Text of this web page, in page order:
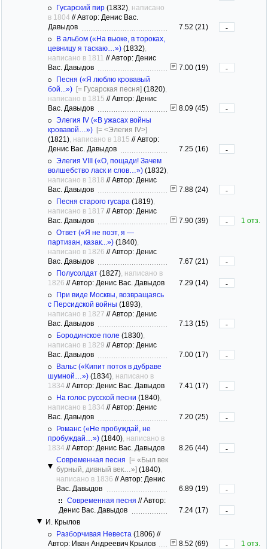
Гусарский пир (1832) , написано
в 1804 //Автор: Денис Вас.
Давыдов
7.52 (21)
-
В альбом («На вьюке, в тороках,
цевницу я таскаю…») (1832)
написано в 1811 //Автор: Денис
Вас. Давыдов
7.00 (19)
-
Песня («Я люблю кровавый
бой...») [= Гусарская песня] (1820)
написано в 1815 //Автор: Денис
Вас. Давыдов
8.09 (45)
-
Элегия IV («В ужасах войны
кровавой…») [= <Элегия IV>]
(1821) , написано в 1815 //Автор:
Денис Вас. Давыдов
7.25 (16)
-
Элегия VIII («О, пощади! Зачем
волшебство ласк и слов…») (1832)
написано в 1818 //Автор: Денис
Вас. Давыдов
7.88 (24)
-
Песня старого гусара (1819)
написано в 1817 //Автор: Денис
Вас. Давыдов
7.90 (39) -
1 отз.
Ответ («Я не поэт, я —
партизан, казак...») (1840)
написано в 1826 //Автор: Денис
Вас. Давыдов
7.67 (21)
-
Полусолдат (1827) , написано в
1826 //Автор: Денис Вас. Давыдов 7.29 (14)
-
При виде Москвы, возвращаясь
с Персидской войны (1893)
написано в 1827 //Автор: Денис
Вас. Давыдов
7.13 (15)
-
Бородинское поле (1830)
написано в 1829 //Автор: Денис
Вас. Давыдов
7.00 (17)
-
Вальс («Кипит поток в дубраве
шумной…») (1834) , написано в
1834 //Автор: Денис Вас. Давыдов 7.41 (17)
-
На голос русской песни (1840)
написано в 1834 //Автор: Денис
Вас. Давыдов
7.20 (25)
-
Романс («Не пробуждай, не
пробуждай…») (1840) , написано в
1834 //Автор: Денис Вас. Давыдов 8.26 (44)
-
Современная песня [= «Был век
бурный, дивный век…»] (1840)
написано в 1836 //Автор: Денис
Вас. Давыдов
6.89 (19)
-
Современная песня //Автор:
Денис Вас. Давыдов
7.24 (17)
-
И. Крылов
Разборчивая Hевеста (1806) //
Автор: Иван Андреевич Крылов
8.52 (69) -
1 отз.